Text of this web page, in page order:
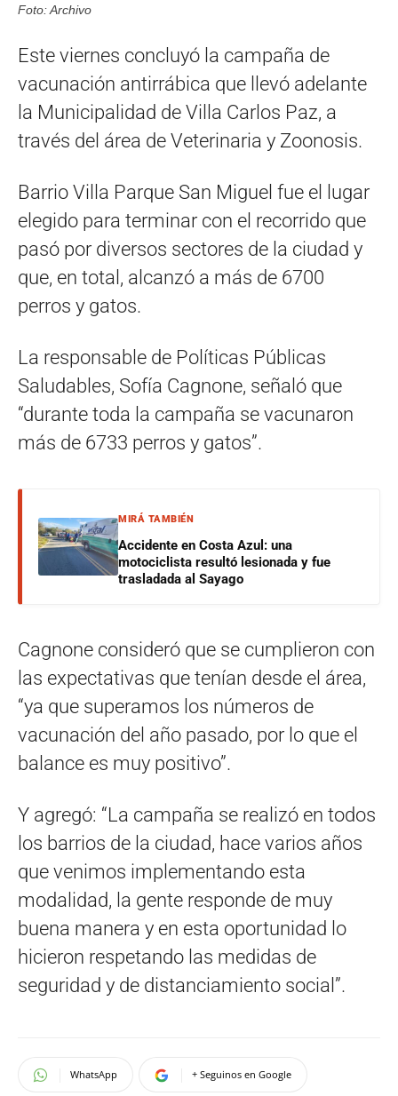
Foto: Archivo
Este viernes concluyó la campaña de
vacunación antirrábica que llevó adelante
la Municipalidad de Villa Carlos Paz, a
través del área de Veterinaria y Zoonosis.
Barrio Villa Parque San Miguel fue el lugar
elegido para terminar con el recorrido que
pasó por diversos sectores de la ciudad y
que, en total, alcanzó a más de 6700
perros y gatos.
La responsable de Políticas Públicas
Saludables, Sofía Cagnone, señaló que
“durante toda la campaña se vacunaron
más de 6733 perros y gatos”.
MIRÁ TAMBIÉN
Accidente en Costa Azul: una
motociclista resultó lesionada y fue
trasladada al Sayago
Cagnone consideró que se cumplieron con
las expectativas que tenían desde el área,
“ya que superamos los números de
vacunación del año pasado, por lo que el
balance es muy positivo”.
Y agregó: “La campaña se realizó en todos
los barrios de la ciudad, hace varios años
que venimos implementando esta
modalidad, la gente responde de muy
buena manera y en esta oportunidad lo
hicieron respetando las medidas de
seguridad y de distanciamiento social”.
WhatsApp + Seguinos en Google